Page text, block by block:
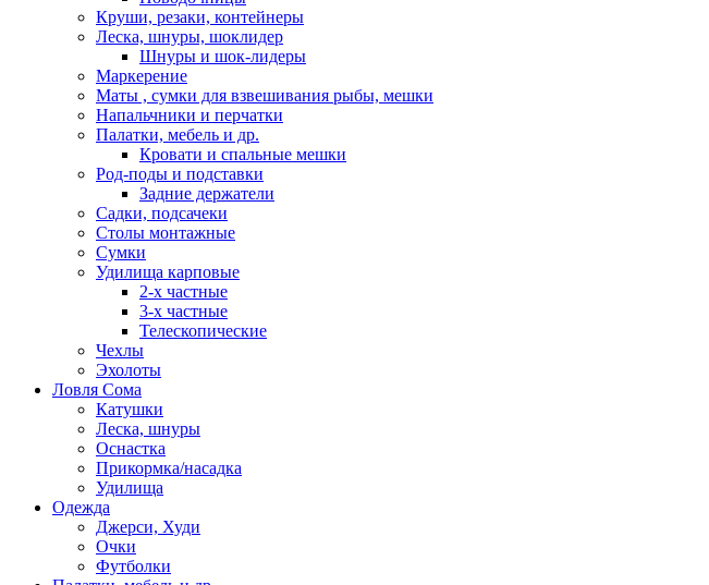
Круши, резаки, контейнеры
Леска, шнуры, шоклидер
Шнуры и шок-лидеры
Маркерение
Маты , сумки для взвешивания рыбы, мешки
Напальчники и перчатки
Палатки, мебель и др.
Кровати и спальные мешки
Род-поды и подставки
Задние держатели
Садки, подсачеки
Столы монтажные
Сумки
Удилища карповые
2-х частные
3-х частные
Телескопические
Чехлы
Эхолоты
Ловля Сома
Катушки
Леска, шнуры
Оснастка
Прикормка/насадка
Удилища
Одежда
Джерси, Худи
Очки
Футболки